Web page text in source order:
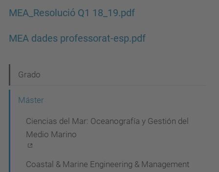
MEA_Resolució Q1 18_19.pdf
MEA dades professorat-esp.pdf
a
Grado
Máster
Ciencias del Mar: Oceanografía y Gestión del
Medio Marino
Coastal & Marine Engineering & Management